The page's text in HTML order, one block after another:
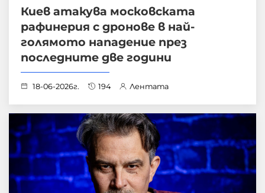
Киев атакува московската
рафинерия с дронове в най-
голямото нападение през
последните две години
18-06-2026г. 194 Лентата